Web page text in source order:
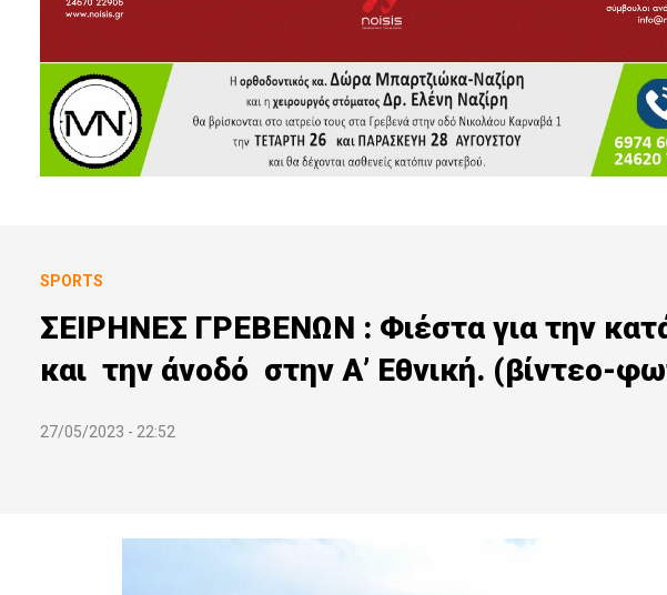
SPORTS
ΣΕΙΡΗΝΕΣ ΓΡΕΒΕΝΩΝ : Φιέστα για την
και την άνοδό στην Α’ Εθνική. (βίντεο-
27/05/2023 - 22:52